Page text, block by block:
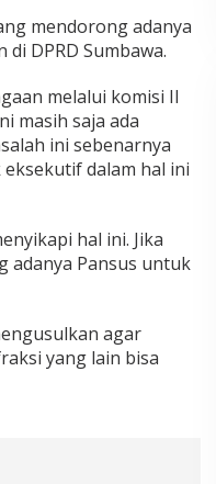
mendorong adanya
DPRD Sumbawa.
melalui komisi II
masih saja ada
ini sebenarnya
dalam hal ini
hal ini. Jika
adanya Pansus untuk
agar
yang lain bisa